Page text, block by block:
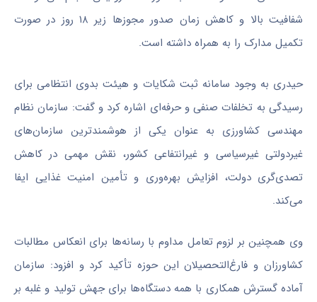
شفافیت بالا و کاهش زمان صدور مجوزها زیر ۱۸ روز در صورت
تکمیل مدارک را به همراه داشته است.
حیدری به وجود سامانه ثبت شکایات و هیئت بدوی انتظامی برای
رسیدگی به تخلفات صنفی و حرفه‌ای اشاره کرد و گفت: سازمان نظام
مهندسی کشاورزی به عنوان یکی از هوشمندترین سازمان‌های
غیردولتی غیرسیاسی و غیرانتفاعی کشور، نقش مهمی در کاهش
تصدی‌گری دولت، افزایش بهره‌وری و تأمین امنیت غذایی ایفا
می‌کند.
وی همچنین بر لزوم تعامل مداوم با رسانه‌ها برای انعکاس مطالبات
کشاورزان و فارغ‌التحصیلان این حوزه تأکید کرد و افزود: سازمان
آماده گسترش همکاری با همه دستگاه‌ها برای جهش تولید و غلبه بر